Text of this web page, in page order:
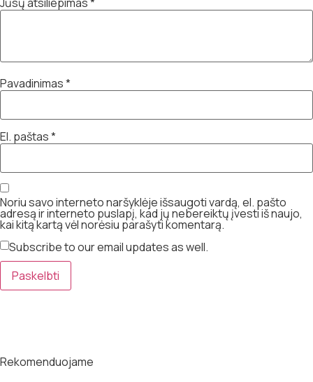
Pavadinimas*
El. paštas*
Noriu savo interneto naršyklėje išsaugoti vardą, el. pašto
adresą ir interneto puslapį, kad jų nebereiktų įvesti iš naujo,
kai kitą kartą vėl norėsiu parašyti komentarą.
Subscribe to our email updates as well.
Rekomenduojame